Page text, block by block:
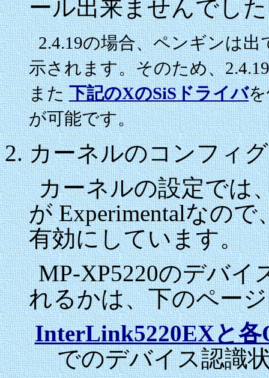
ール出来ませんでし
2.4.19の場合、ペンギンは
示されます。そのため、
また下記のXのSiSドライバ
が可能です。
カーネルのコンフィ
カーネルの設定では
が Experimentalなので
有効にしています。
MP-XP5220のデバ
れるかは、下のペー
InterLink5220EXと各
でのデバイス認識